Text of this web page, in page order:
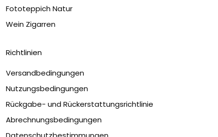
Fototeppich Natur
Wein Zigarren
Richtlinien
Versandbedingungen
Nutzungsbedingungen
Rückgabe- und Rückerstattungsrichtlinie
Abrechnungsbedingungen